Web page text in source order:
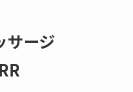
サージ